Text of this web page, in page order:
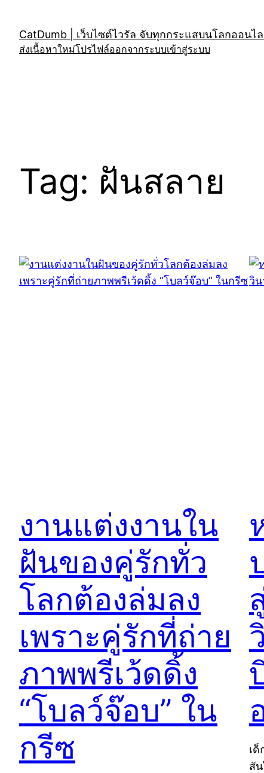
content
CatDumb | เว็บไซต์ไวรัล จับทุกกระแสบนโลกออนไ
ส่งเนื้อหาใหม่โปรไฟล์ออกจากระบบเข้าสู่ระบบ
Tag: ฝันสลาย
งานแต่งงานใน
ฝันของคู่รักทั่ว
โลกต้องล่มลง
เพราะคู่รักที่ถ่าย
ภาพพรีเว้ดดิ้ง
“โบลว์จ๊อบ” ใน
กรีซ
เ
สั